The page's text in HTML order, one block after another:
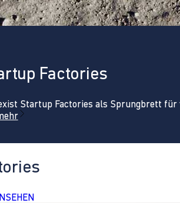
Factories
Startup Factories als Sprungbrett